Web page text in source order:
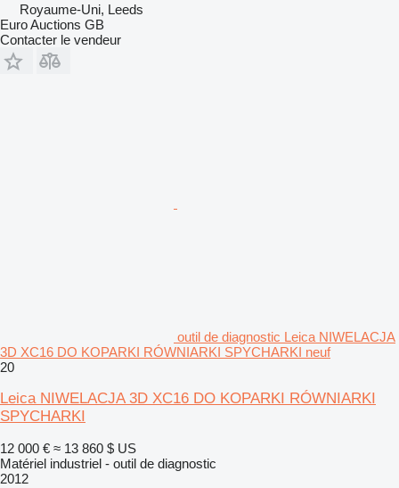
Royaume-Uni, Leeds
Euro Auctions GB
Contacter le vendeur
outil de diagnostic Leica NIWELACJA
3D XC16 DO KOPARKI RÓWNIARKI SPYCHARKI neuf
20
Leica NIWELACJA 3D XC16 DO KOPARKI RÓWNIARKI
SPYCHARKI
12 000 € ≈ 13 860 $ US
Matériel industriel - outil de diagnostic
2012